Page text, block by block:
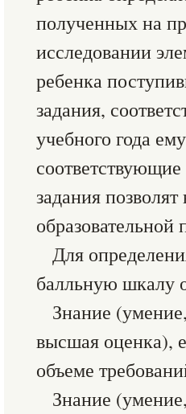
полученных на
исследовании
ребенка
задания,
учебного года
задания
Для
балльную шкалу
Знание
высшая оценка),
объеме
Знание